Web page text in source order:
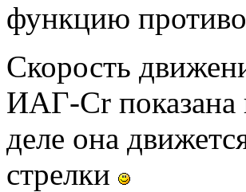
функцию
Скорость
ИАГ-Cr показана
деле она
стрелки